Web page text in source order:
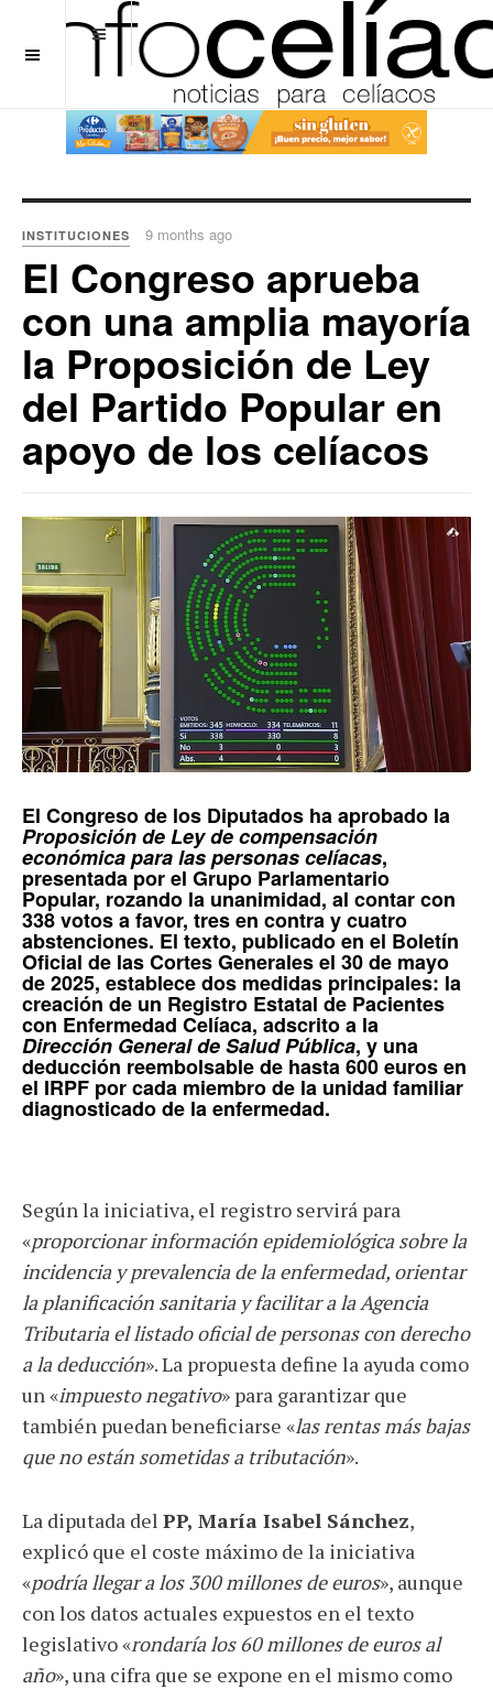
INSTITUCIONES 9 months ago
El Congreso aprueba
con una amplia mayoría
la Proposición de Ley
del Partido Popular en
apoyo de los celíacos
El Congreso de los Diputados ha aprobado la
Proposición de Ley de compensación
económica para las personas celíacas,
presentada por el Grupo Parlamentario
Popular, rozando la unanimidad, al contar con
338 votos a favor, tres en contra y cuatro
abstenciones. El texto, publicado en el Boletín
Oficial de las Cortes Generales el 30 de mayo
de 2025, establece dos medidas principales: la
creación de un Registro Estatal de Pacientes
con Enfermedad Celíaca, adscrito a la
Dirección General de Salud Pública, y una
deducción reembolsable de hasta 600 euros en
el IRPF por cada miembro de la unidad familiar
diagnosticado de la enfermedad.
Según la iniciativa, el registro servirá para
«proporcionar información epidemiológica sobre la
incidencia y prevalencia de la enfermedad, orientar
la planificación sanitaria y facilitar a la Agencia
Tributaria el listado oficial de personas con derecho
a la deducción». La propuesta define la ayuda como
un «impuesto negativo» para garantizar que
también puedan beneficiarse «las rentas más bajas
que no están sometidas a tributación».
La diputada del PP, María Isabel Sánchez,
explicó que el coste máximo de la iniciativa
«podría llegar a los 300 millones de euros», aunque
con los datos actuales expuestos en el texto
legislativo «rondaría los 60 millones de euros al
año», una cifra que se expone en el mismo como